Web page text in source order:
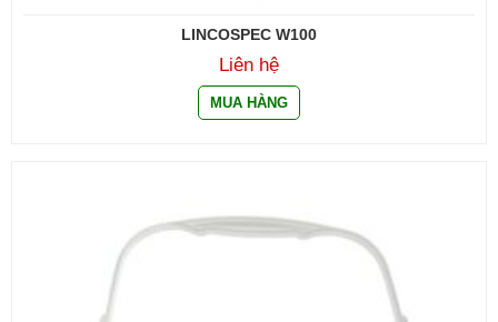
LINCOSPEC W100
Liên hệ